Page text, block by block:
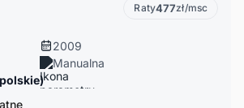
Raty477zł/msc
2009
Manualna